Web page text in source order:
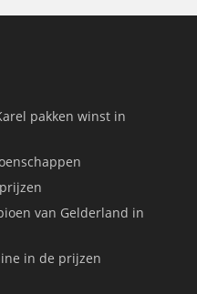
pakken winst in
van Gelderland in
in de prijzen